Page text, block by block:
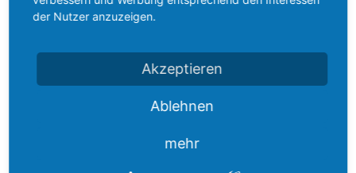
Mitgliedsart
Beitritt
Studenten und Auszubildende
5,50 €
Wandern und Radwandern
der Nutzer anzuzeigen.
Akzeptieren
Ablehnen
mehr